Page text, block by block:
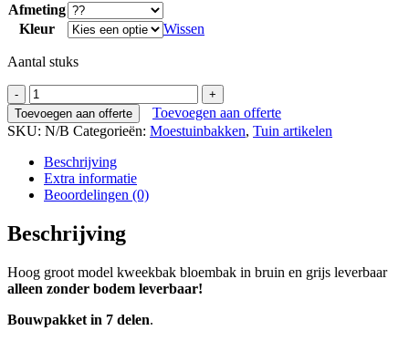
Afmeting
Kleur
Wissen
Aantal stuks
Bloembak
of
kweekbak
zonder
bodem
twee
hoogtes
Toevoegen aan offerte
Toevoegen aan offerte
SKU: N/B Categorieën: Moestuinbakken, Tuin artikelen
Beschrijving
Extra informatie
Beoordelingen (0)
Beschrijving
Hoog groot model kweekbak bloembak in bruin en grijs leverbaar
alleen zonder bodem leverbaar!
Bouwpakket in 7 delen.